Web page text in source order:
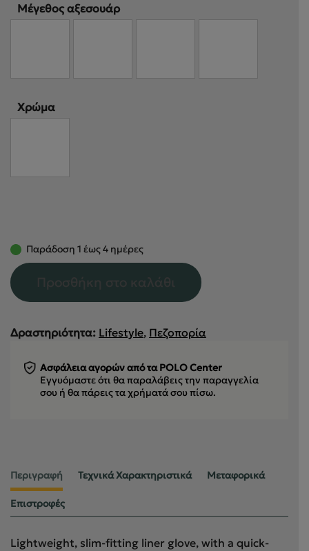
Μέγεθος αξεσουάρ
Χρώμα
Παράδοση 1 έως 4 ημέρες
Δραστηριότητα: Lifestyle, Πεζοπορία
Ασφάλεια αγορών από τα POLO Center
Εγγυόμαστε ότι θα παραλάβεις την παραγγελία
σου ή θα πάρεις τα χρήματά σου πίσω.
Περιγραφή Τεχνικά Χαρακτηριστικά Μεταφορικά
Επιστροφές
Lightweight, slim-fitting liner glove, with a quick-